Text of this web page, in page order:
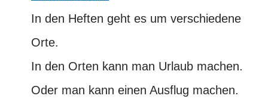
In den Heften geht es um verschiedene
Orte.
In den Orten kann man Urlaub machen. ​​​​​​​
​​​​​​​Oder man kann einen Ausflug machen.